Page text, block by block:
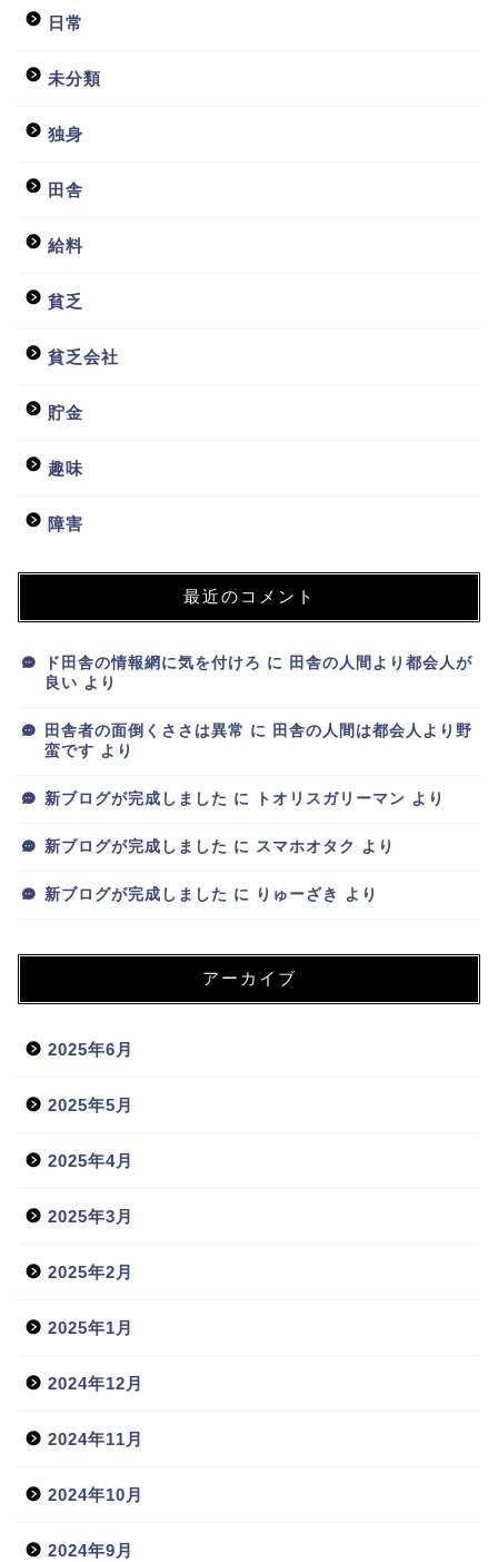
日常
未分類
独身
田舎
給料
貧乏
貧乏会社
貯金
趣味
障害
最近のコメント
ド田舎の情報網に気を付けろ に 田舎の人間より都会人が
良い より
田舎者の面倒くささは異常 に 田舎の人間は都会人より野
蛮です より
新ブログが完成しました に トオリスガリーマン より
新ブログが完成しました に スマホオタク より
新ブログが完成しました に りゅーざき より
アーカイブ
2025年6月
2025年5月
2025年4月
2025年3月
2025年2月
2025年1月
2024年12月
2024年11月
2024年10月
2024年9月